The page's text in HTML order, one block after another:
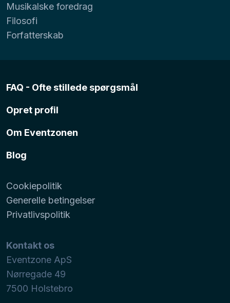
Musikalske foredrag
Filosofi
Forfatterskab
FAQ - Ofte stillede spørgsmål
Opret profil
Om Eventzonen
Blog
Cookiepolitik
Generelle betingelser
Privatlivspolitik
Kontakt os
Eventzone ApS
Nørregade 49
7500 Holstebro